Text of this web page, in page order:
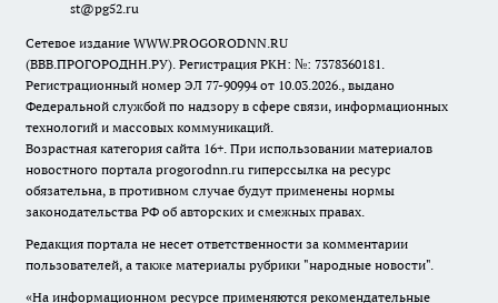
st@pg52.ru
Сетевое издание WWW.PROGORODNN.RU
(ВВВ.ПРОГОРОДНН.РУ). Регистрация РКН: №: 7378360181.
Регистрационный номер ЭЛ 77-90994 от 10.03.2026., выдано
Федеральной службой по надзору в сфере связи, информационных
технологий и массовых коммуникаций.
Возрастная категория сайта 16+. При использовании материалов
новостного портала progorodnn.ru гиперссылка на ресурс
обязательна, в противном случае будут применены нормы
законодательства РФ об авторских и смежных правах.
Редакция портала не несет ответственности за комментарии
пользователей, а также материалы рубрики "народные новости".
«На информационном ресурсе применяются рекомендательные